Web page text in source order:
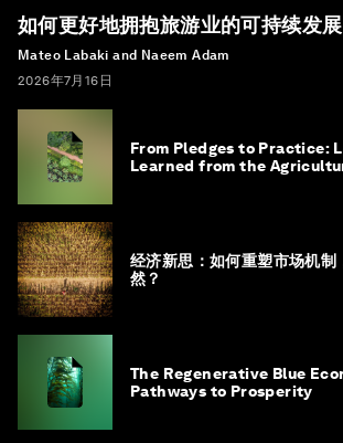
如何更好地拥抱旅游业的可持续发展
Mateo Labaki and Naeem Adam
2026年7月16日
From Pledges to Practice:
Learned from the
经济新思：如何重塑市场机制
然？
The Regenerative Blue
Pathways to Prosperity